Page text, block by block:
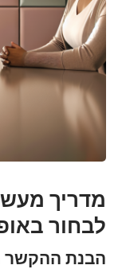
מדריך מעשי
לבחור
הבנת ההקשר